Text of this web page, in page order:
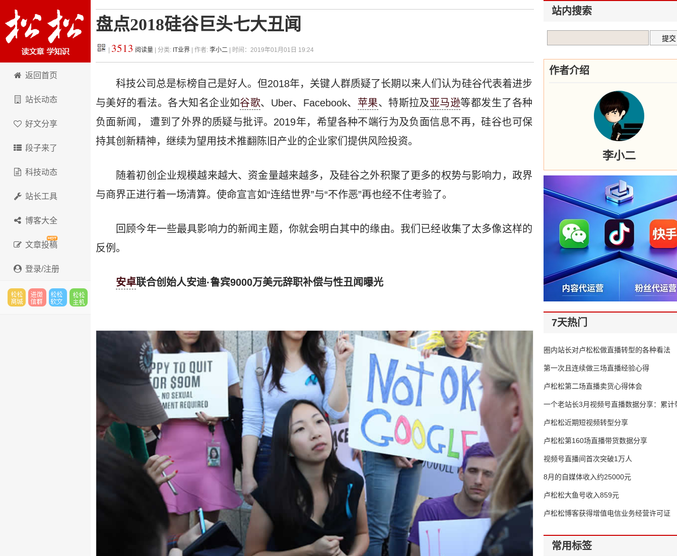
松松科技
返回首页
站长动态
好文分享
段子来了
科技动态
站长工具
博客大全
文章投稿
登录/注册
盘点2018硅谷巨头七大丑闻
3513 阅读量 | 分类: IT业界 | 作者: 李小二 | 时间：2019年01月01日 19:24
科技公司总是标榜自己是好人。但2018年，关键人群质疑了长期以来人们认为硅谷代表着进步
与美好的看法。各大知名企业如谷歌、Uber、Facebook、 苹果、特斯拉及亚马逊等都发生了各种
负面新闻， 遭到了外界的质疑与批评。2019年，希望各种不端行为及负面信息不再，硅谷也可保
持其创新精神，继续为望用技术推翻陈旧产业的企业家们提供风险投资。
随着初创企业规模越来越大、资金量越来越多，及硅谷之外积聚了更多的权势与影响力，政界
与商界正进行着一场清算。使命宣言如“连结世界”与“不作恶”再也经不住考验了。
回顾今年一些最具影响力的新闻主题，你就会明白其中的缘由。我们已经收集了太多像这样的
反例。
安卓联合创始人安迪·鲁宾9000万美元辞职补偿与性丑闻曝光
站内搜索
作者介绍
李小二
7天热门
圈内站长对卢松松做直播转型的各种看法
第一次且连续做三场直播经验心得
卢松松第二场直播卖货心得体会
一个老站长3月视频号直播数据分享：累计
65万
卢松松近期短视频转型分享
卢松松第160场直播带货数据分享
视频号直播间首次突破1万人
8月的自媒体收入约25000元
卢松松大鱼号收入859元
卢松松博客获得增值电信业务经营许可证
常用标签